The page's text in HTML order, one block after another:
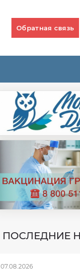
Обратная связь
ПОСЛЕДНИЕ
07.08.2026